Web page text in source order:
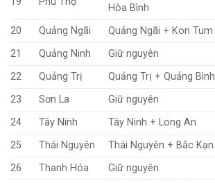
Hòa Bình
20 Quảng Ngãi Quảng Ngãi + Kon Tum
21
Quảng Ninh Giữ nguyên
22
Quảng Trị Quảng Trị + Quảng Bình
23
Sơn La Giữ nguyên
24
Tây Ninh Tây Ninh + Long An
25
Thái Nguyên Thái Nguyên + Bắc Kạn
26
Thanh Hóa Giữ nguyên